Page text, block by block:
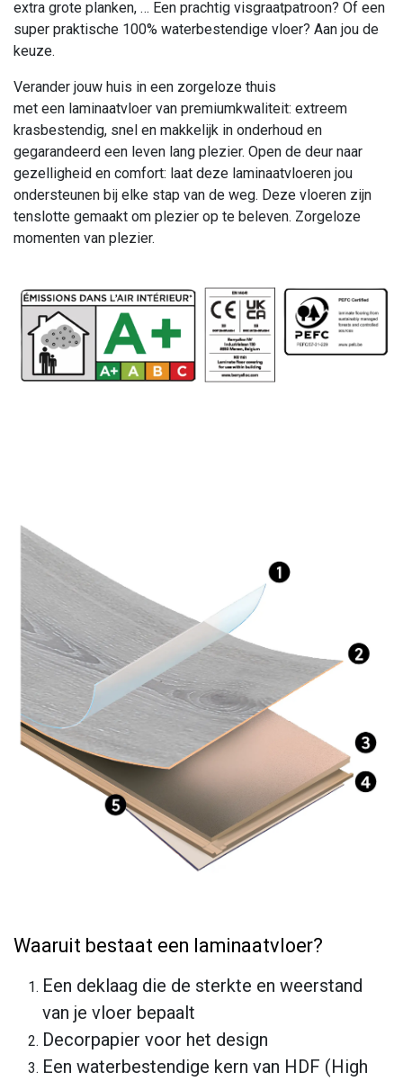
extra grote planken, … Een prachtig visgraatpatroon? Of een
super praktische 100% waterbestendige vloer? Aan jou de
keuze.
Verander jouw huis in een zorgeloze thuis
met een laminaatvloer van premiumkwaliteit: extreem
krasbestendig, snel en makkelijk in onderhoud en
gegarandeerd een leven lang plezier. Open de deur naar
gezelligheid en comfort: laat deze laminaatvloeren jou
ondersteunen bij elke stap van de weg. Deze vloeren zijn
tenslotte gemaakt om plezier op te beleven. Zorgeloze
momenten van plezier.
Waaruit bestaat een laminaatvloer?
Een deklaag die de sterkte en weerstand
van je vloer bepaalt
Decorpapier voor het design
Een waterbestendige kern van HDF (High